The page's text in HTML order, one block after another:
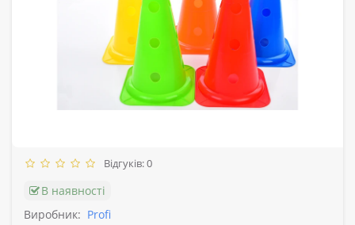
Відгуків: 0
В наявності
Виробник: Profi